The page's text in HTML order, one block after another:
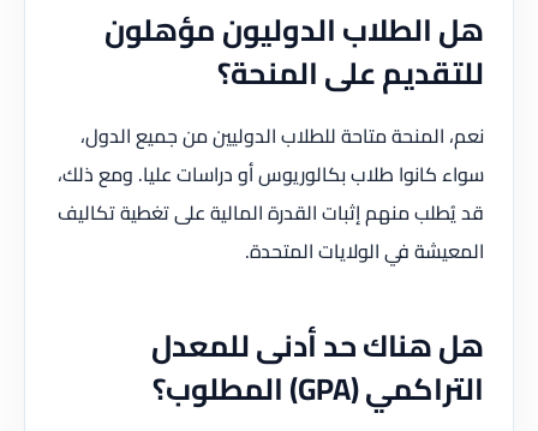
هل الطلاب الدوليون مؤهلون
للتقديم على المنحة؟
نعم، المنحة متاحة للطلاب الدوليين من جميع الدول،
سواء كانوا طلاب بكالوريوس أو دراسات عليا. ومع ذلك،
قد يُطلب منهم إثبات القدرة المالية على تغطية تكاليف
المعيشة في الولايات المتحدة.
هل هناك حد أدنى للمعدل
التراكمي (GPA) المطلوب؟